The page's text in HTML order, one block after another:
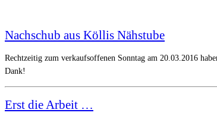
Nachschub aus Köllis Nähstube
Rechtzeitig zum verkaufsoffenen Sonntag am 20.03.2016
Dank!
Erst die Arbeit …